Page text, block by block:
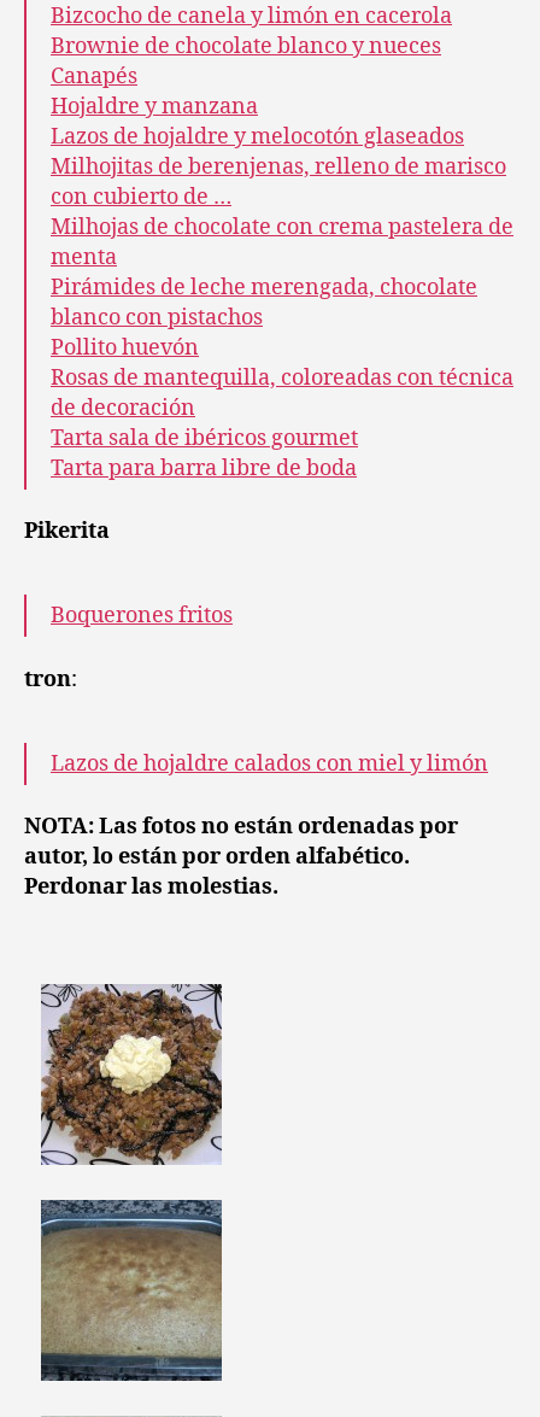
Bizcocho de canela y limón en cacerola
Brownie de chocolate blanco y nueces
Canapés
Hojaldre y manzana
Lazos de hojaldre y melocotón glaseados
Milhojitas de berenjenas, relleno de marisco
con cubierto de …
Milhojas de chocolate con crema pastelera de
menta
Pirámides de leche merengada, chocolate
blanco con pistachos
Pollito huevón
Rosas de mantequilla, coloreadas con técnica
de decoración
Tarta sala de ibéricos gourmet
Tarta para barra libre de boda
Pikerita
Boquerones fritos
tron:
Lazos de hojaldre calados con miel y limón
NOTA: Las fotos no están ordenadas por
autor, lo están por orden alfabético.
Perdonar las molestias.